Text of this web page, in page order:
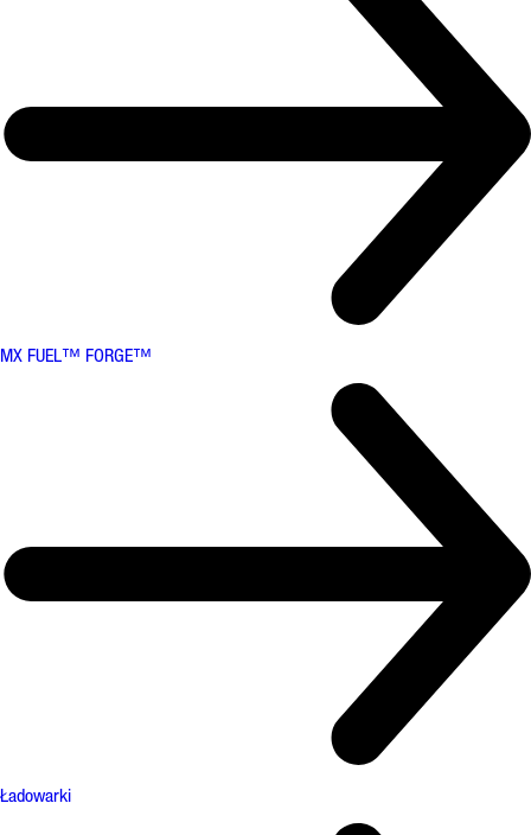
MX FUEL™ FORGE™
Ładowarki